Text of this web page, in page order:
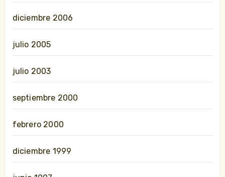
diciembre 2006
julio 2005
julio 2003
septiembre 2000
febrero 2000
diciembre 1999